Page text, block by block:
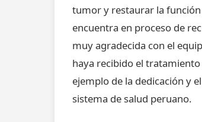
tumor y restaurar la función
encuentra en proceso de
muy agradecida con el
haya recibido el
ejemplo de la dedicación y
sistema de salud peruano.